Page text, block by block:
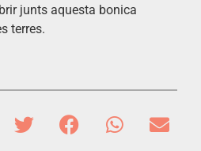
junts aquesta bonica
terres.